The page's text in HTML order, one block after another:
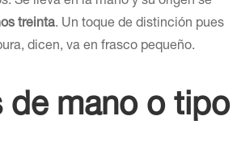
treinta. Un toque de distinción pues
dicen, va en frasco pequeño.
de mano o tipo